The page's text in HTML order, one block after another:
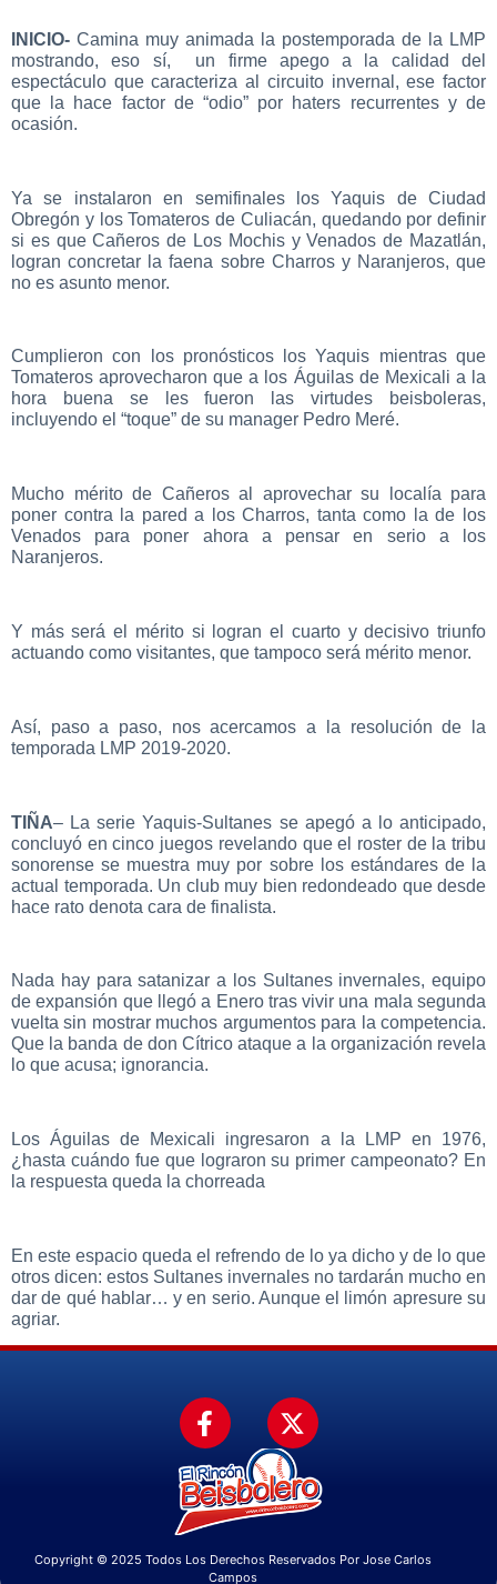
INICIO- Camina muy animada la postemporada de la LMP
mostrando, eso sí, un firme apego a la calidad del
espectáculo que caracteriza al circuito invernal, ese factor
que la hace factor de “odio” por haters recurrentes y de
ocasión.
Ya se instalaron en semifinales los Yaquis de Ciudad
Obregón y los Tomateros de Culiacán, quedando por definir
si es que Cañeros de Los Mochis y Venados de Mazatlán,
logran concretar la faena sobre Charros y Naranjeros, que
no es asunto menor.
Cumplieron con los pronósticos los Yaquis mientras que
Tomateros aprovecharon que a los Águilas de Mexicali a la
hora buena se les fueron las virtudes beisboleras,
incluyendo el “toque” de su manager Pedro Meré.
Mucho mérito de Cañeros al aprovechar su localía para
poner contra la pared a los Charros, tanta como la de los
Venados para poner ahora a pensar en serio a los
Naranjeros.
Y más será el mérito si logran el cuarto y decisivo triunfo
actuando como visitantes, que tampoco será mérito menor.
Así, paso a paso, nos acercamos a la resolución de la
temporada LMP 2019-2020.
TIÑA– La serie Yaquis-Sultanes se apegó a lo anticipado,
concluyó en cinco juegos revelando que el roster de la tribu
sonorense se muestra muy por sobre los estándares de la
actual temporada. Un club muy bien redondeado que desde
hace rato denota cara de finalista.
Nada hay para satanizar a los Sultanes invernales, equipo
de expansión que llegó a Enero tras vivir una mala segunda
vuelta sin mostrar muchos argumentos para la competencia.
Que la banda de don Cítrico ataque a la organización revela
lo que acusa; ignorancia.
Los Águilas de Mexicali ingresaron a la LMP en 1976,
¿hasta cuándo fue que lograron su primer campeonato? En
la respuesta queda la chorreada
En este espacio queda el refrendo de lo ya dicho y de lo que
otros dicen: estos Sultanes invernales no tardarán mucho en
dar de qué hablar… y en serio. Aunque el limón apresure su
agriar.
Copyright © 2025 Todos Los Derechos Reservados Por Jose Carlos
Campos